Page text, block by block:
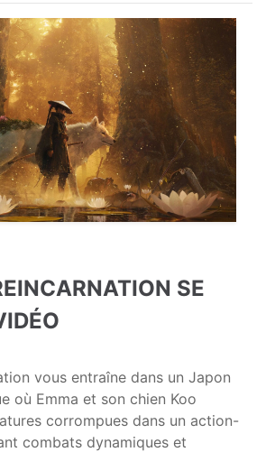
SE
vous entraîne dans un Japon
où Emma et son chien Koo
corrompues dans un action-
combats dynamiques et